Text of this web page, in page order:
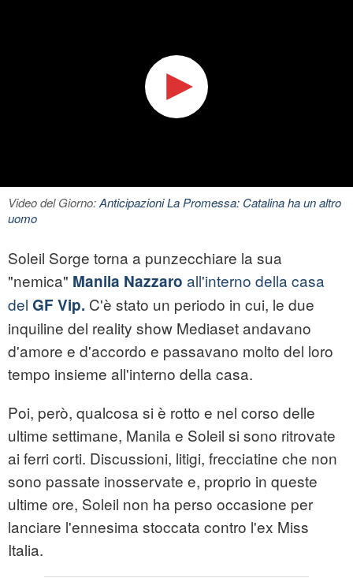
Video del Giorno:Anticipazioni La Promessa: Catalina ha un altro
uomo
Soleil Sorge torna a punzecchiare la sua
"nemica" Manila Nazzaro all'interno della casa
del GF Vip. C'è stato un periodo in cui, le due
inquiline del reality show Mediaset andavano
d'amore e d'accordo e passavano molto del loro
tempo insieme all'interno della casa.
Poi, però, qualcosa si è rotto e nel corso delle
ultime settimane, Manila e Soleil si sono ritrovate
ai ferri corti. Discussioni, litigi, frecciatine che non
sono passate inosservate e, proprio in queste
ultime ore, Soleil non ha perso occasione per
lanciare l'ennesima stoccata contro l'ex Miss
Italia.